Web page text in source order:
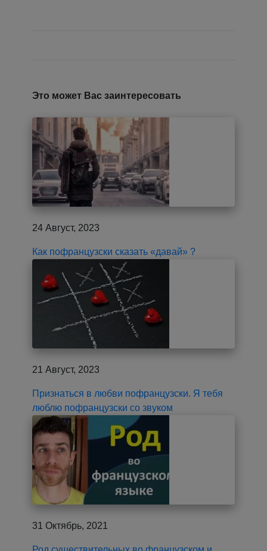
Это может Вас заинтересовать
24 Август, 2023
Как пофранцузски сказать «давай» ?
21 Август, 2023
Признаться в любви пофранцузски. Я тебя
люблю пофранцузски со звуком
31 Октябрь, 2021